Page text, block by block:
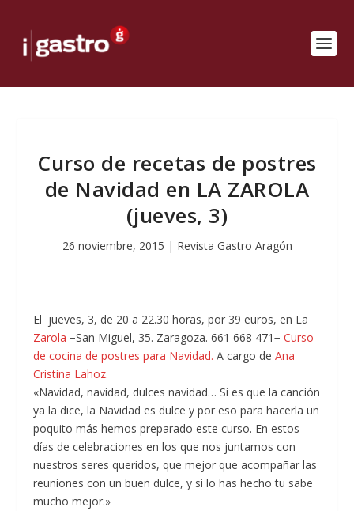
Curso de recetas de postres
de Navidad en LA ZAROLA
(jueves, 3)
26 noviembre, 2015 | Revista Gastro Aragón
El jueves, 3, de 20 a 22.30 horas, por 39 euros, en La
Zarola−San Miguel, 35. Zaragoza. 661 668 471−Curso
de cocina de postres para Navidad.A cargo deAna
Cristina Lahoz.
«Navidad, navidad, dulces navidad… Si es que la canción
ya la dice, la Navidad es dulce y por eso para hacerla un
poquito más hemos preparado este curso. En estos
días de celebraciones en los que nos juntamos con
nuestros seres queridos, que mejor que acompañar las
reuniones con un buen dulce, y si lo has hecho tu sabe
mucho mejor.»